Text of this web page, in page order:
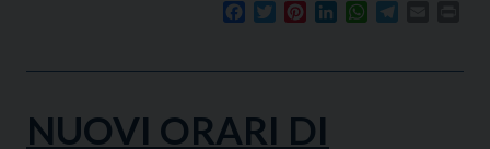
Facebook
TwitterPinterestLinkedInWhatsApp
NUOVI ORARI DI